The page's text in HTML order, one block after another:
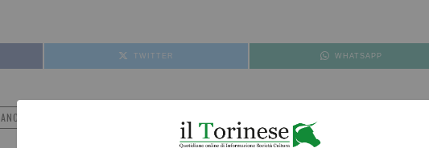
TWITTER WHATSAPP
ANCORA UNA VOLTA SI DIMOSTRA L’INCAPACITÀ DELLE CLASSI DIRIGENTI TORINESI DI